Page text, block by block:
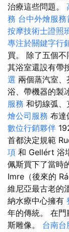
治療這些問題。
務 台中外燴服務
按摩技術士證照
專注於關鍵字行
買。 除了五個
其浴室還設有帶
選 兩個蒸汽室
浴、帶機器的製
服務 和切線弧、
燴公司服務 布達
數位行銷夥伴
首都決定規範
項 和 Gellért 浴
佩斯買下了當時
Imre（後來的
維尼亞最古老的
納水療中心擁有
年的傳統。 在門
斯雕像。 台南台